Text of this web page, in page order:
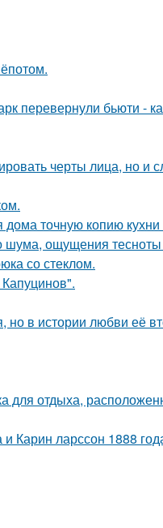
перевернули бьюти -
черты лица, но и
точную копию
шума, ощущения
со стеклом.
в истории любви её
отдыха,
Карин ларссон 1888